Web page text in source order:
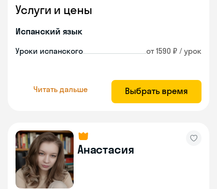
Услуги и цены
Испанский язык
Уроки испанского от 1590 ₽ / урок
Читать дальше Выбрать время
Анастасия